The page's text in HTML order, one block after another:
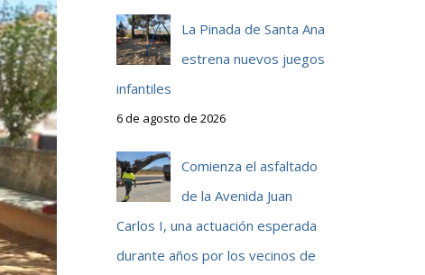
La Pinada de Santa Ana
estrena nuevos juegos
infantiles
6 de agosto de 2026
Comienza el asfaltado
de la Avenida Juan
Carlos I, una actuación esperada
durante años por los vecinos de